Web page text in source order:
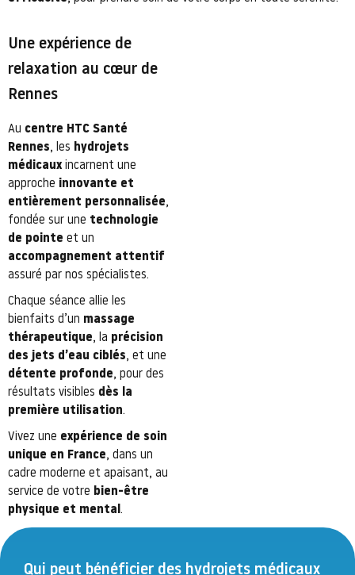
Une expérience de
relaxation au cœur de
Rennes
Au centre HTC Santé
Rennes, les hydrojets
médicaux incarnent une
approche innovante et
entièrement personnalisée,
fondée sur une technologie
de pointe et un
accompagnement attentif
assuré par nos spécialistes.
Chaque séance allie les
bienfaits d’un massage
thérapeutique, la précision
des jets d’eau ciblés, et une
détente profonde, pour des
résultats visibles dès la
première utilisation.
Vivez une expérience de soin
unique en France, dans un
cadre moderne et apaisant, au
service de votre bien-être
physique et mental.
Qui peut bénéficier des hydrojets médicaux